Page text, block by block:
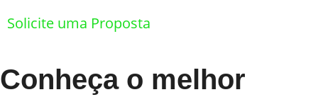
Solicite uma Proposta
Conheça o melhor